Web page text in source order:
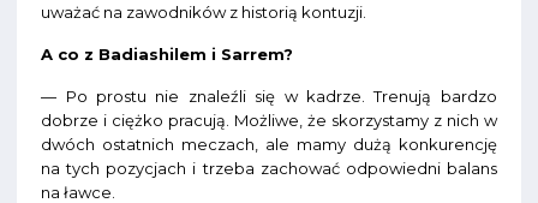
uważać na zawodników z historią kontuzji.
A co z Badiashilem i Sarrem?
— Po prostu nie znaleźli się w kadrze. Trenują bardzo
dobrze i ciężko pracują. Możliwe, że skorzystamy z nich w
dwóch ostatnich meczach, ale mamy dużą konkurencję
na tych pozycjach i trzeba zachować odpowiedni balans
na ławce.